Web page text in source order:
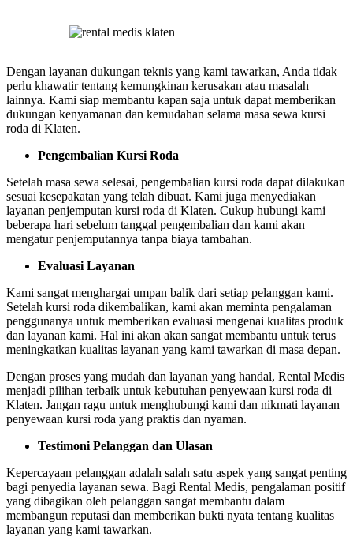
Dengan layanan dukungan teknis yang kami tawarkan, Anda tidak
perlu khawatir tentang kemungkinan kerusakan atau masalah
lainnya. Kami siap membantu kapan saja untuk dapat memberikan
dukungan kenyamanan dan kemudahan selama masa sewa kursi
roda di Klaten.
Pengembalian Kursi Roda
Setelah masa sewa selesai, pengembalian kursi roda dapat dilakukan
sesuai kesepakatan yang telah dibuat. Kami juga menyediakan
layanan penjemputan kursi roda di Klaten. Cukup hubungi kami
beberapa hari sebelum tanggal pengembalian dan kami akan
mengatur penjemputannya tanpa biaya tambahan.
Evaluasi Layanan
Kami sangat menghargai umpan balik dari setiap pelanggan kami.
Setelah kursi roda dikembalikan, kami akan meminta pengalaman
penggunanya untuk memberikan evaluasi mengenai kualitas produk
dan layanan kami. Hal ini akan akan sangat membantu untuk terus
meningkatkan kualitas layanan yang kami tawarkan di masa depan.
Dengan proses yang mudah dan layanan yang handal, Rental Medis
menjadi pilihan terbaik untuk kebutuhan penyewaan kursi roda di
Klaten. Jangan ragu untuk menghubungi kami dan nikmati layanan
penyewaan kursi roda yang praktis dan nyaman.
Testimoni Pelanggan dan Ulasan
Kepercayaan pelanggan adalah salah satu aspek yang sangat penting
bagi penyedia layanan sewa. Bagi Rental Medis, pengalaman positif
yang dibagikan oleh pelanggan sangat membantu dalam
membangun reputasi dan memberikan bukti nyata tentang kualitas
layanan yang kami tawarkan.